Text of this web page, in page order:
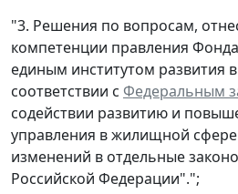
"3. Решения по вопросам,
компетенции правления
единым институтом развития
соответствии с Федеральным
содействии развитию и
управления в жилищной
изменений в отдельные
Российской Федерации".";